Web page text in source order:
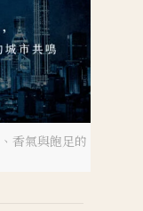
香氣與飽足的